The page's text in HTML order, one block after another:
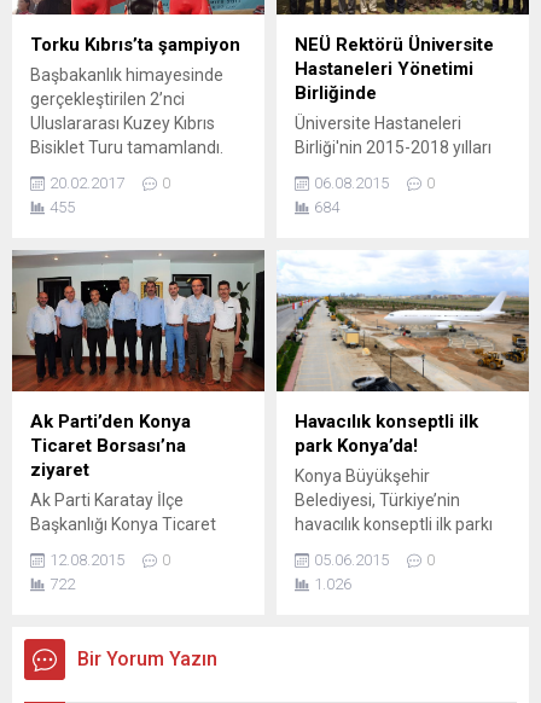
davetlinin de katıldığı...
Torku Kıbrıs’ta şampiyon
Başbakanlık himayesinde
gerçekleştirilen 2’nci
Uluslararası Kuzey Kıbrıs
Bisiklet Turu tamamlandı.
Sporcusu Ahmet Örken
Kıbrıs’ta birinci oldu.
20.02.2017
0
455
NEÜ Rektörü Üniversite
Hastaneleri Yönetimi
Birliğinde
Üniversite Hastaneleri
Birliği'nin 2015-2018 yılları
yönetimin belirlendiği genel
kurulda, Necmettin Erbakan
Prof. Dr. Muzaffer Şeker de
Yönetim Kurulu Asil
Üyeliğine seçildi.
06.08.2015
0
684
Ak Parti’den Konya
Ticaret Borsası’na
ziyaret
Ak Parti Karatay İlçe
Başkanlığı Konya Ticaret
12.08.2015
0
722
Havacılık konseptli ilk
park Konya’da!
Konya Büyükşehir
Belediyesi, Türkiye’nin
havacılık konseptli ilk parkı
Ankara Yolu’nda 321 bin
metrekarelik bir alanda
05.06.2015
0
1.026
Bir Yorum Yazın